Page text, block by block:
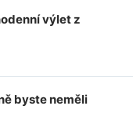
výlet z
byste neměli